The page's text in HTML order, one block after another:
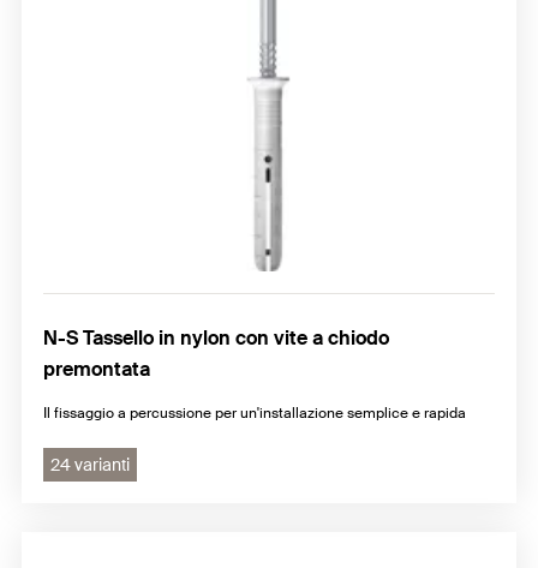
N-S Tassello in nylon con vite a chiodo
premontata
Il fissaggio a percussione per un'installazione semplice e rapida
24 varianti